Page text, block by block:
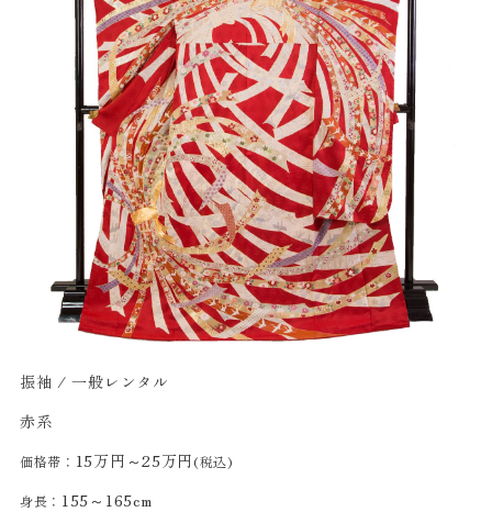
振袖 / 一般レンタル
赤系
価格帯： 15万円～25万円(税込)
身長： 155～165cm